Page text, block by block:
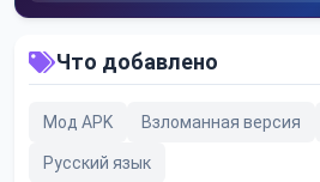
Что добавлено
Мод APK Взломанная версия
Русский язык